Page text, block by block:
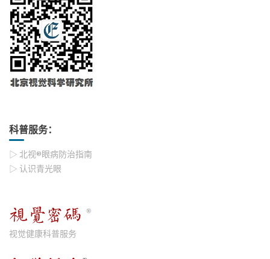
科普服务：
▷ 北视®眼病防治指南
▷ 认识青光眼
视觉健康科普服务